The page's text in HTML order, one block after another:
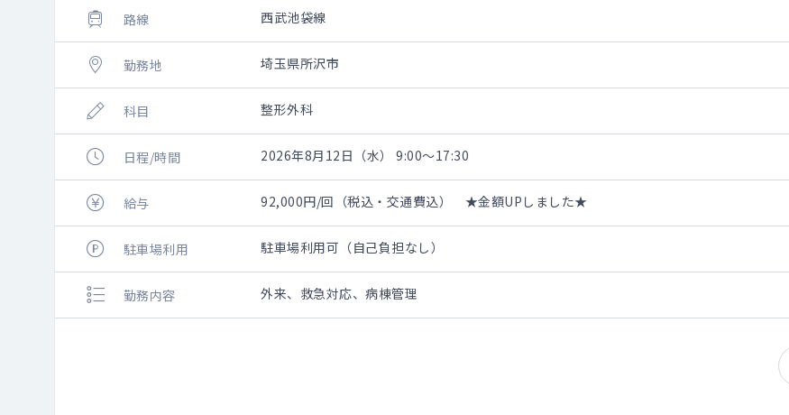
路線 西武池袋線
勤務地 埼玉県所沢市
科目 整形外科
日程/時間 2026年8月12日（水） 9:00～17:30
給与 92,000円/回（税込・交通費込） ★金額UPしました★
駐車場利用 駐車場利用可（自己負担なし）
勤務内容 外来、救急対応、病棟管理